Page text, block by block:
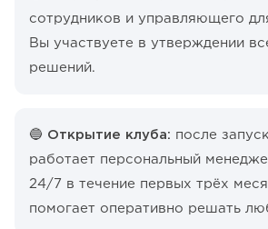
сотрудников и управляющего
Вы участвуете в утверждении
решений.
🔵 Открытие клуба: после
работает персональный
24/7 в течение первых трёх
помогает оперативно решать